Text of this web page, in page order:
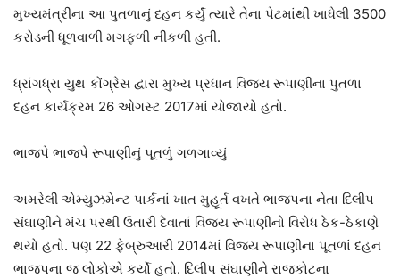
મુખ્યમંત્રીના આ પુતળાનું દહન કર્યું ત્યારે તેના પેટમાંથી ખાધેલી 3500
કરોડની ધૂળવાળી મગફળી નીકળી હતી.
ધ્રાંગધ્રા યુથ કોંગ્રેસ દ્વારા મુખ્ય પ્રધાન વિજય રૂપાણીના પુતળા
દહન કાર્યક્રમ 26 ઓગસ્ટ 2017માં યોજાયો હતો.
ભાજપે ભાજપે રૂપાણીનું પૂતળું ગળગાવ્યું
અમરેલી એમ્યુઝમેન્ટ પાર્કનાં ખાત મુહૂર્ત વખતે ભાજપના નેતા દિલીપ
સંઘાણીને મંચ પરથી ઉતારી દેવાતાં વિજય રૂપાણીનો વિરોધ ઠેક-ઠેકાણે
થયો હતો. પણ 22 ફેબ્રુઆરી 2014માં વિજય રૂપાણીના પૂતળાં દહન
ભાજપના જ લોકોએ કર્યો હતો. દિલીપ સંઘાણીને રાજકોટના